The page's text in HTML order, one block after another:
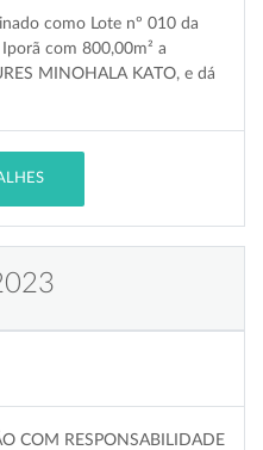
como Lote nº 010 da
com 800,00m² a
MINOHALA KATO, e dá
COM RESPONSABILIDADE